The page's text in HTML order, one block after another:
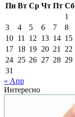
Пн Вт Ср Чт Пт Сб
1
3
4 5 6 7 8
10 11 12 13 14 15
17 18 19 20 21 22
24 25 26 27 28 29
31
« Апр
Интересно